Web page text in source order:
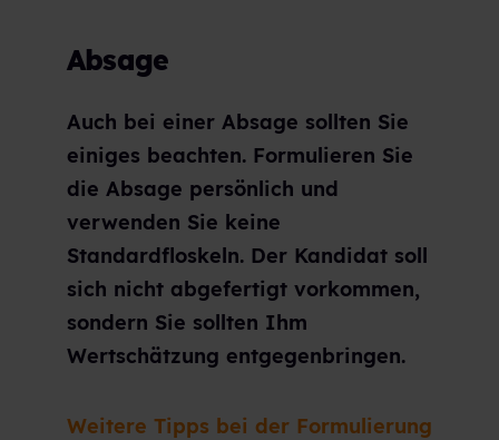
Absage
Auch bei einer Absage sollten Sie
einiges beachten. Formulieren Sie
die Absage persönlich und
verwenden Sie keine
Standardfloskeln. Der Kandidat soll
sich nicht abgefertigt vorkommen,
sondern Sie sollten Ihm
Wertschätzung entgegenbringen.
Weitere Tipps bei der Formulierung